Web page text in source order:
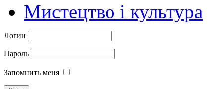
Мистецтво і культура
Логин
Пароль
Запомнить меня